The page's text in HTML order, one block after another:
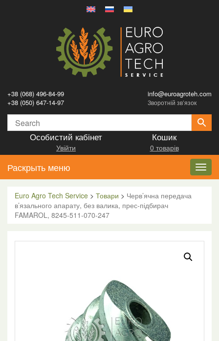
+38 (068) 496-84-99
+38 (050) 647-14-97
info@euroagroteh.com
Зворотній зв’язок
Особистий кабінет
Увійти
Кошик
0 товарів
Раскрыть меню
Euro Agro Tech Service > Товари > Черв’ячна передача
в’язального апарату, без валика, прес-підбирач
FAMAROL, 8245-511-070-247